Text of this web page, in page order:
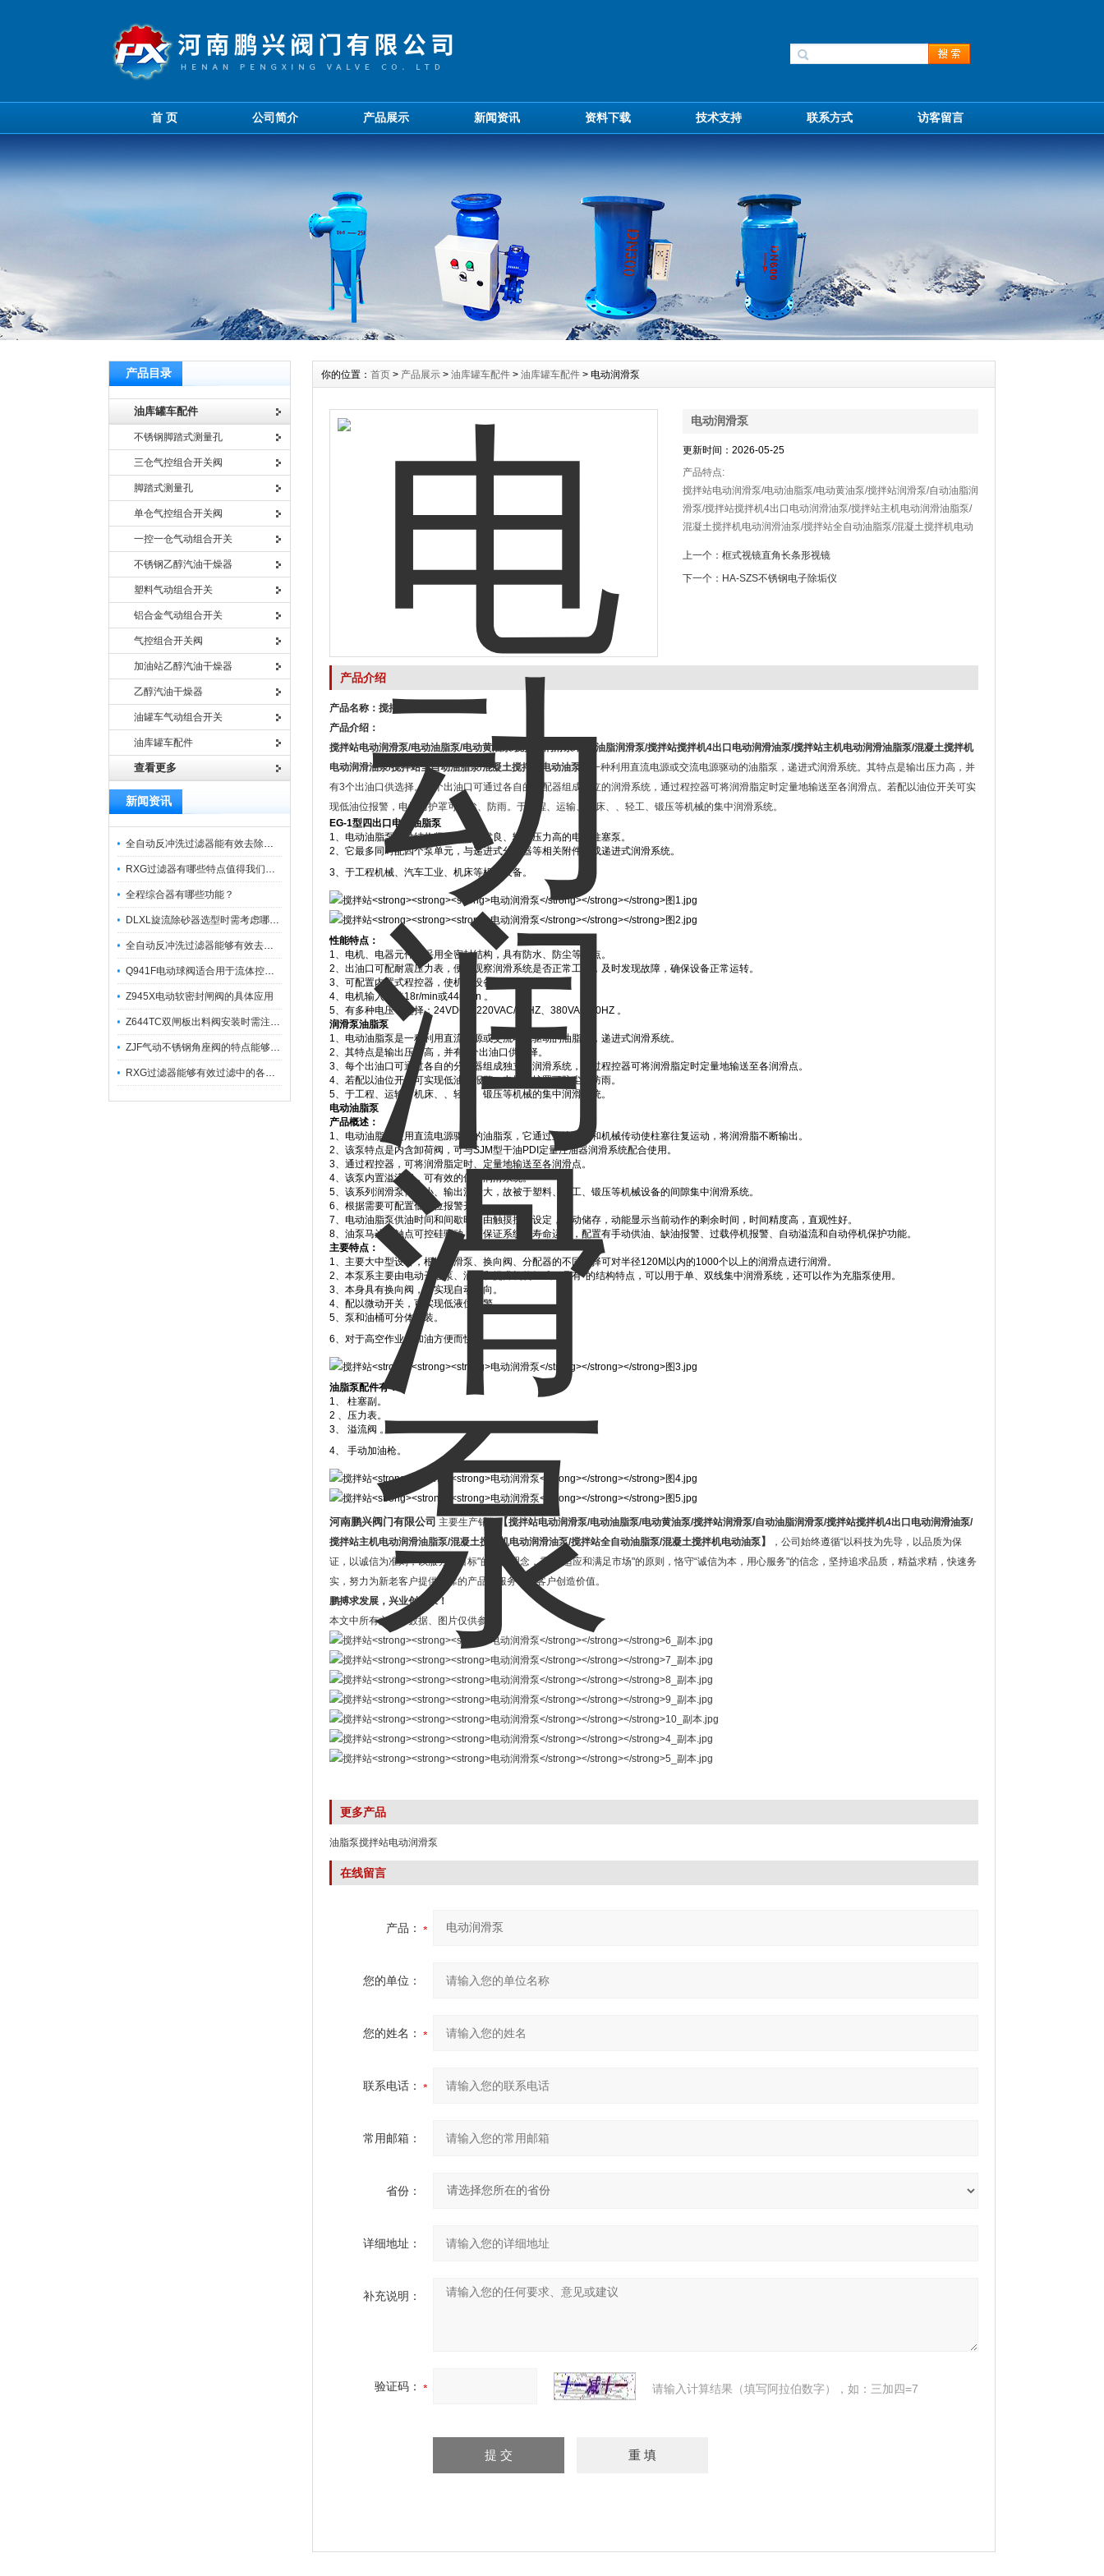
首 页 公司简介 产品展示 新闻资讯 资料下载 技术支持 联系方式 访客留言
产品目录
油库罐车配件
不锈钢脚踏式测量孔
三仓气控组合开关阀
脚踏式测量孔
单仓气控组合开关阀
一控一仓气动组合开关
不锈钢乙醇汽油干燥器
塑料气动组合开关
铝合金气动组合开关
气控组合开关阀
加油站乙醇汽油干燥器
乙醇汽油干燥器
油罐车气动组合开关
油库罐车配件
查看更多
新闻资讯
全自动反冲洗过滤器能有效去除过滤介质上的杂质
RXG过滤器有哪些特点值得我们选择？
全程综合器有哪些功能？
DLXL旋流除砂器选型时需考虑哪些因素？
全自动反冲洗过滤器能够有效去除不同粒径的固体杂
Q941F电动球阀适合用于流体控制需要迅速反应的场合
Z945X电动软密封闸阀的具体应用
Z644TC双闸板出料阀安装时需注意哪些事项？
ZJF气动不锈钢角座阀的特点能够稳定地控制介质流量
RXG过滤器能够有效过滤中的各种杂质
你的位置： 首页 > 产品展示 > 油库罐车配件 > 油库罐车配件 > 电动润滑泵
电动润滑泵
更新时间：2026-05-25
产品特点:
搅拌站电动润滑泵/电动油脂泵/电动黄油泵/搅拌站润滑泵/自动油脂润
滑泵/搅拌站搅拌机4出口电动润滑油泵/搅拌站主机电动润滑油脂泵/
混凝土搅拌机电动润滑油泵/搅拌站全自动油脂泵/混凝土搅拌机电动
统。其特点是输出压力高，并有3个出油口供选择。
上一个： 框式视镜直角长条形视镜
下一个： HA-SZS不锈钢电子除垢仪
产品介绍
产品名称： 搅拌站电动油脂润滑泵
产品介绍：
搅拌站电动润滑泵/电动油脂泵/电动黄油泵/搅拌站润滑泵/自动油脂润滑泵/搅拌站搅拌机4出口电动润滑油泵/搅拌站主机电动润滑油脂泵/混凝土搅拌机
电动润滑油泵/搅拌站全自动油脂泵/混凝土搅拌机电动油泵
是一种利用直流电源或交流电源驱动的油脂泵，递进式润滑系统。其特点是输出压力高，并
有3个出油口供选择。每个出油口可通过各自的分配器组成独立的润滑系统，通过程控器可将润滑脂定时定量地输送至各润滑点。若配以油位开关可实
现低油位报警，电机防护罩可防尘、防雨。于工程、运输、机床、、轻工、锻压等机械的集中润滑系统。
EG-1型四出口电动油脂泵
1、电动油脂泵是种结构紧凑、性能优良、输出压力高的电动柱塞泵。
2、它最多同时配四个泵单元，与递进式分配器等相关附件组成递进式润滑系统。
3、于工程机械、汽车工业、机床等机械设备。
性能特点：
1、电机、电器元件都采用全密封结构，具有防水、防尘等优点。
2、出油口可配耐震压力表，便于观察润滑系统是否正常工作，及时发现故障，确保设备正常运转。
3、可配置内置式程控器，使机械设备完成全部控制。
4、电机输入转速18r/min或44r/min 。
5、有多种电压可选择：24VDC、220VAC/50HZ、380VAC/50HZ 。
润滑泵油脂泵
1、电动油脂泵是一种利用直流电源或交流电源驱动的油脂泵，递进式润滑系统。
2、其特点是输出压力高，并有3个出油口供选择。
3、每个出油口可通过各自的分配器组成独立的润滑系统，通过程控器可将润滑脂定时定量地输送至各润滑点。
4、若配以油位开关可实现低油位报警，电机防护罩可防尘、防雨。
5、于工程、运输、机床、、轻工、锻压等机械的集中润滑系统。
电动油脂泵
产品概述：
1、电动油脂泵是用直流电源驱动的油脂泵，它通过直流电机和机械传动使柱塞往复运动，将润滑脂不断输出。
2、该泵特点是内含卸荷阀，可与SJM型干油PDI定量注油器润滑系统配合使用。
3、通过程控器，可将润滑脂定时、定量地输送至各润滑点。
4、该泵内置溢流阀，可有效的保护润滑系统。
5、该系列润滑泵体积小、输出流量大，故被于塑料、轻工、锻压等机械设备的间隙集中润滑系统。
6、根据需要可配置低油位报警开关。
7、电动油脂泵供油时间和间歇时间由触摸按钮设定，自动储存，动能显示当前动作的剩余时间，时间精度高，直观性好。
8、油泵马达无触点可控硅驱动，可保证系统长寿命运行，配置有手动供油、缺油报警、过载停机报警、自动溢流和自动停机保护功能。
主要特点：
1、主要大中型设备，根据润滑泵、换向阀、分配器的不同选择可对半径120M以内的1000个以上的润滑点进行润滑。
2、本泵系主要由电动干油泵、油桶和提升机构组成，具有*的结构特点，可以用于单、双线集中润滑系统，还可以作为充脂泵使用。
3、本身具有换向阀，可实现自动换向。
4、配以微动开关，可实现低液位报警。
5、泵和油桶可分体安装。
6、对于高空作业，加油方便而快捷。
油脂泵配件有：
1、 柱塞副。
2 、压力表。
3、 溢流阀 。
4、 手动加油枪。
河南鹏兴阀门有限公司 主要生产销售 【搅拌站电动润滑泵/电动油脂泵/电动黄油泵/搅拌站润滑泵/自动油脂润滑泵/搅拌站搅拌机4出口电动润滑油泵/
搅拌站主机电动润滑油脂泵/混凝土搅拌机电动润滑油泵/搅拌站全自动油脂泵/混凝土搅拌机电动油泵】
，公司始终遵循“以科技为先导，以品质为保
证，以诚信为准则，以服务为目标"的经营理念，秉持“适应和满足市场"的原则，恪守“诚信为本，用心服务"的信念，坚持追求品质，精益求精，快速务
实，努力为新老客户提供可靠的产品与服务，为客户创造价值。
鹏搏求发展，兴业创未来！
本文中所有文字、数据、图片仅供参考。
更多产品
油脂泵搅拌站电动润滑泵
在线留言
产品：
您的单位：
您的姓名：
联系电话：
常用邮箱：
省份：
详细地址：
补充说明：
验证码： 请输入计算结果（填写阿拉伯数字），如：三加四=7